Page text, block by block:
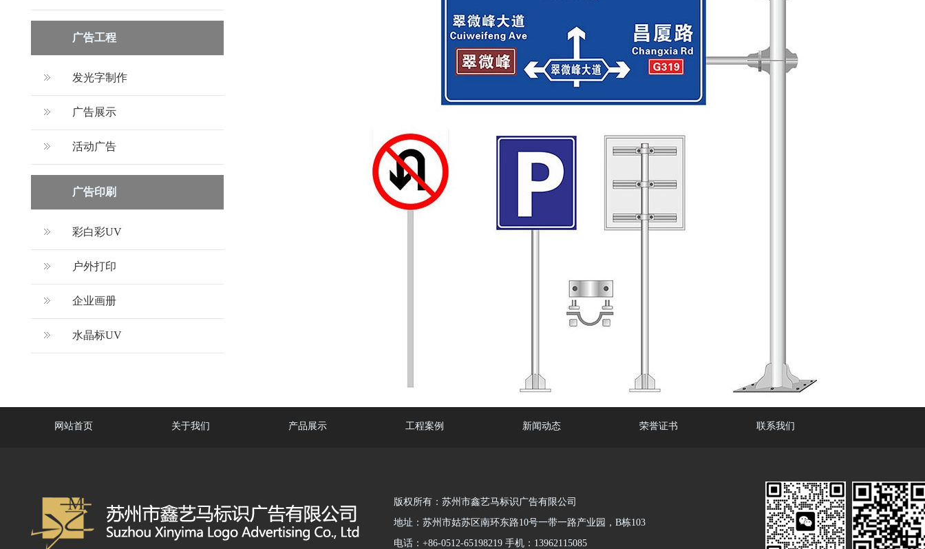
广告工程
发光字制作
广告展示
活动广告
广告印刷
彩白彩UV
户外打印
企业画册
水晶标UV
网站首页 关于我们 产品展示 工程案例 新闻动态 荣誉证书 联系我们
版权所有：苏州市鑫艺马标识广告有限公司
地址：苏州市姑苏区南环东路10号一带一路产业园，B栋103
电话：+86-0512-65198219 手机：13962115085